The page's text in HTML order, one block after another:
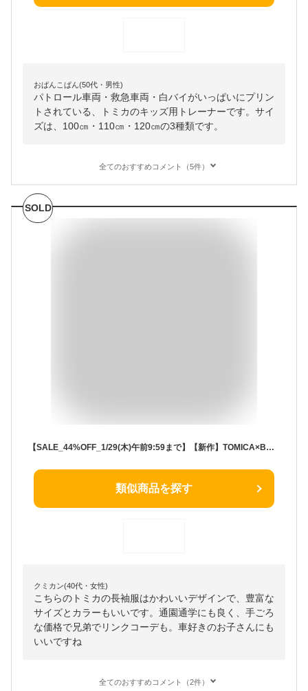
おぱんこぱん(50代・男性)
パトロール車両・救急車両・白バイがいっぱいにプリン
トされている、トミカのキッズ用トレーナーです。サイ
ズは、100㎝・110㎝・120㎝の3種類です。
全てのおすすめコメント（5件）
SOLD
【SALE_44%OFF_1/29(木)午前9:59まで】【新作】TOMICA×BREEZE_グラフィックトレーナー ▽▽ 男の子 BREEZE ブリーズ 子供服 キッズ ベビー スウェット トップス 長袖 トミカ 車 消防車 冬 エフオー FO △△ j511885［返品不可］
類似商品を探す
クミカン(40代・女性)
こちらのトミカの長袖服はかわいいデザインで、豊富な
サイズとカラーもいいです。通園通学にも良く、手ごろ
な価格で兄弟でリンクコーデも。車好きのお子さんにも
いいですね
全てのおすすめコメント（2件）